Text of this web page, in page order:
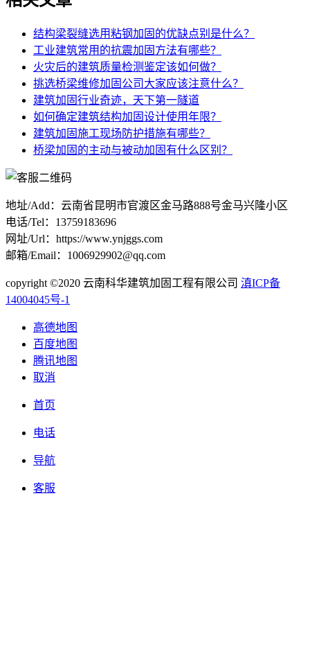
结构梁裂缝选用粘钢加固的优缺点别是什么？
工业建筑常用的抗震加固方法有哪些？
火灾后的建筑质量检测鉴定该如何做？
挑选桥梁维修加固公司大家应该注意什么？
建筑加固行业奇迹，天下第一隧道
如何确定建筑结构加固设计使用年限？
建筑加固施工现场防护措施有哪些？
桥梁加固的主动与被动加固有什么区别？
地址/Add：云南省昆明市官渡区金马路888号金马兴隆小区
电话/Tel：13759183696
网址/Url：https://www.ynjggs.com
邮箱/Email：1006929902@qq.com
copyright ©2020 云南科华建筑加固工程有限公司 滇ICP备
14004045号-1
高德地图
百度地图
腾讯地图
取消
首页
电话
导航
客服